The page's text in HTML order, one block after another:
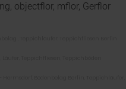
objectflor, mflor, Gerflor